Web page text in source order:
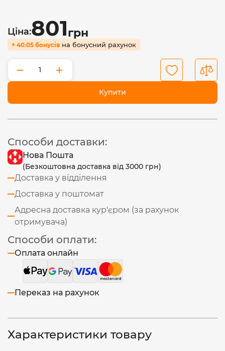
Ціна:801грн
+ 40.05 бонусів на бонусний рахунок
− +
Купити
Способи доставки:
Нова Пошта
(Безкоштовна доставка від 3000 грн)
Доставка у відділення
Доставка у поштомат
Адресна доставка кур'єром (за рахунок
отримувача)
Способи оплати:
Оплата онлайн
Переказ на рахунок
Характеристики товару